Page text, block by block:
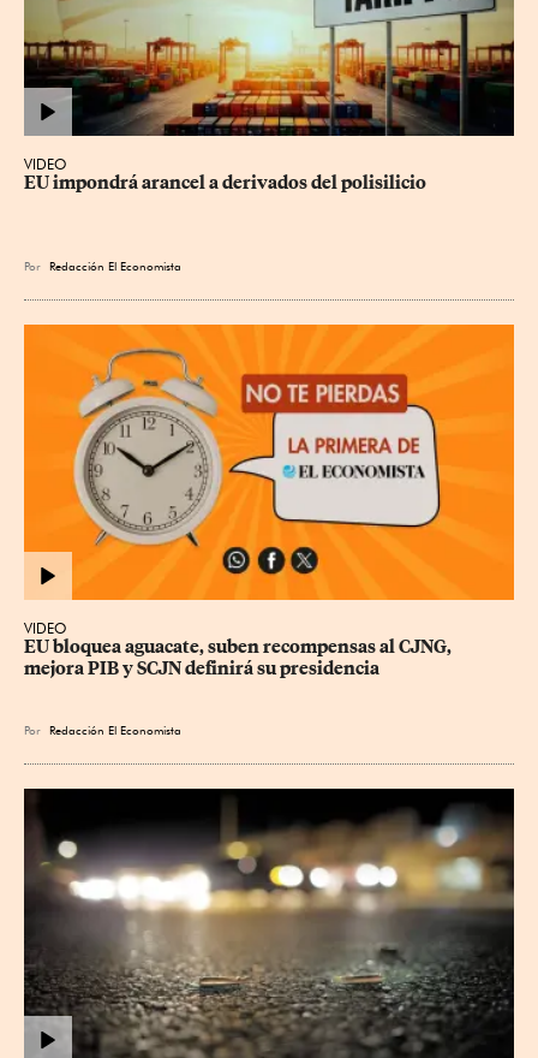
VIDEO
EU impondrá arancel a derivados del polisilicio
Por Redacción El Economista
VIDEO
EU bloquea aguacate, suben recompensas al CJNG,
mejora PIB y SCJN definirá su presidencia
Por Redacción El Economista